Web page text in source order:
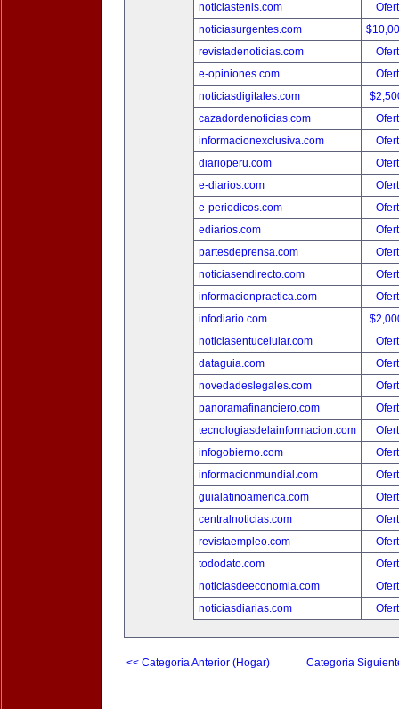
noticiastenis.com
noticiasurgentes.com
revistadenoticias.com
e-opiniones.com
noticiasdigitales.com
cazadordenoticias.com
informacionexclusiva.com
diarioperu.com
e-diarios.com
e-periodicos.com
ediarios.com
partesdeprensa.com
noticiasendirecto.com
informacionpractica.com
infodiario.com
noticiasentucelular.com
dataguia.com
novedadeslegales.com
panoramafinanciero.com
tecnologiasdelainformacion.com
infogobierno.com
informacionmundial.com
guialatinoamerica.com
centralnoticias.com
revistaempleo.com
tododato.com
noticiasdeeconomia.com
noticiasdiarias.com
<< Categoria Anterior (Hogar) Categoria